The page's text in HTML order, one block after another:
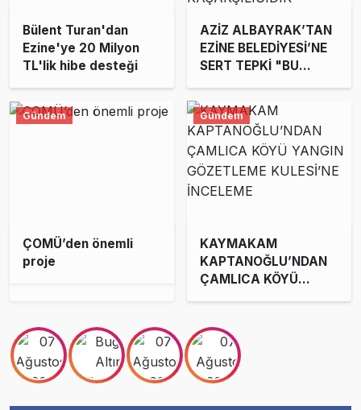
Bülent Turan'dan
Ezine'ye 20 Milyon
TL'lik hibe desteği
AZİZ ALBAYRAK’TAN
EZİNE BELEDİYESİ’NE
SERT TEPKİ "BU
KAÇAKÇILIĞIDIR”
Gündem
ÇOMÜ’den önemli
proje
Gündem
KAYMAKAM
KAPTANOĞLU’NDAN
ÇAMLICA KÖYÜ